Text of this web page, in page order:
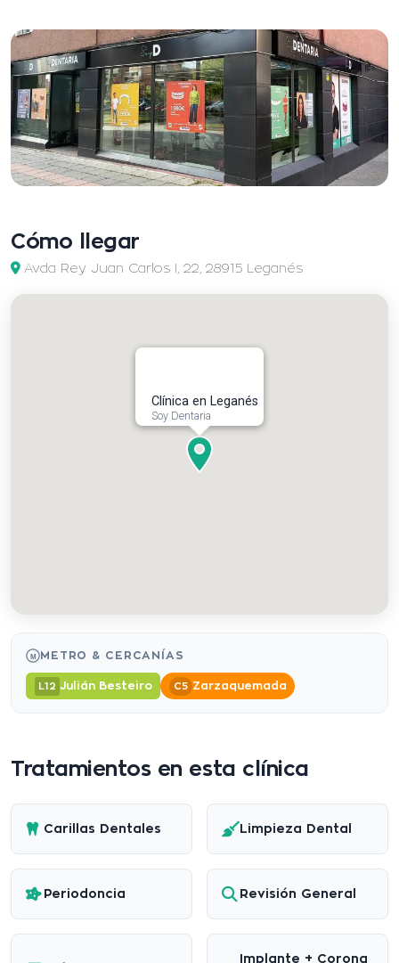
Cómo llegar
Avda Rey Juan Carlos I, 22, 28915 Leganés
Clínica en Leganés
Soy Dentaria
M METRO & CERCANÍAS
L12 Julián Besteiro C5 Zarzaquemada
Tratamientos en esta clínica
Carillas Dentales Limpieza Dental
Periodoncia Revisión General
Implante + Corona